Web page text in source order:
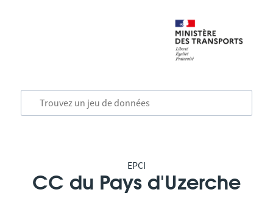
EPCI
CC du Pays d'Uzerche